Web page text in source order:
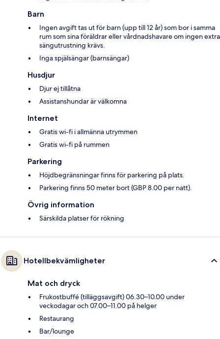
Barn
Ingen avgift tas ut för barn (upp till 12 år) som bor i samma
rum som sina föräldrar eller vårdnadshavare om ingen extra
sängutrustning krävs.
Inga spjälsängar (barnsängar)
Husdjur
Djur ej tillåtna
Assistanshundar är välkomna
Internet
Gratis wi-fi i allmänna utrymmen
Gratis wi-fi på rummen
Parkering
Höjdbegränsningar finns för parkering på plats.
Parkering finns 50 meter bort (GBP 8.00 per natt).
Övrig information
Särskilda platser för rökning
Hotellbekvämligheter
Mat och dryck
Frukostbuffé (tilläggsavgift) 06.30–10.00 under
veckodagar och 07.00–11.00 på helger
Restaurang
Bar/lounge